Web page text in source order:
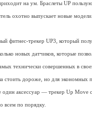
на ум. Браслеты UP
охотно выпускает новые модели.
фитнес-трекер UP3, который
новых датчиков, которые
технически совершенных в
стоить дороже, но для экономных
один аксессуар — трекер Up Move
всем по порядку.